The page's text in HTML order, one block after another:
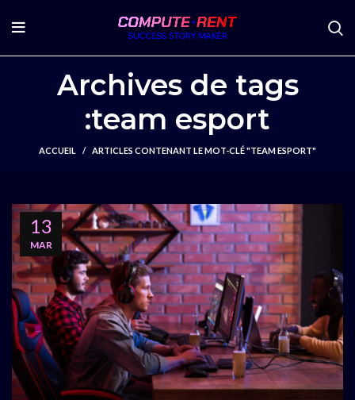
Archives de tags
:team esport
ACCUEIL ARTICLES CONTENANT LE MOT-CLÉ "TEAM ESPORT"
13
MAR